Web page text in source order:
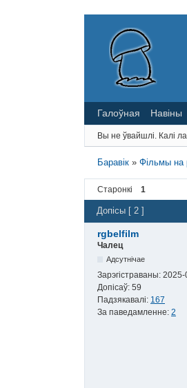
Галоўная Навіны
Вы не ўвайшлі. Калі
Баравік »Фільмы на
Старонкі 1
Допісы [ 2 ]
rgbelfilm
Чалец
Адсутнічае
Зарэгістраваны: 2025-
Допісаў: 59
Падзякавалі: 167
За паведамленне: 2